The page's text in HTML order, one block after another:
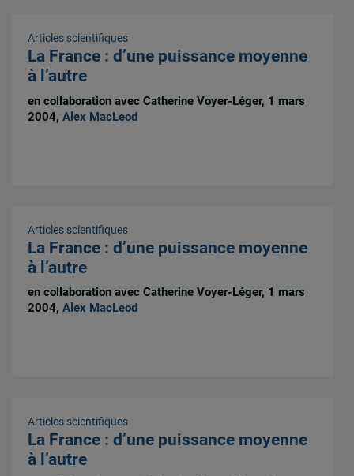
Articles scientifiques
La France : d’une puissance moyenne
à l’autre
en collaboration avec Catherine Voyer-Léger, 1 mars
2004,Alex MacLeod
Articles scientifiques
La France : d’une puissance moyenne
à l’autre
en collaboration avec Catherine Voyer-Léger, 1 mars
2004,Alex MacLeod
Articles scientifiques
La France : d’une puissance moyenne
à l’autre